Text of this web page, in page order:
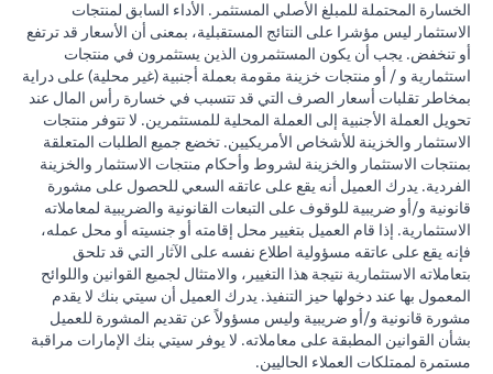
الخسارة المحتملة للمبلغ الأصلي المستثمر. الأداء السابق لمنتجات
الاستثمار ليس مؤشرا على النتائج المستقبلية، بمعنى أن الأسعار قد ترتفع
أو تنخفض. يجب أن يكون المستثمرون الذين يستثمرون في منتجات
استثمارية و / أو منتجات خزينة مقومة بعملة أجنبية (غير محلية) على دراية
بمخاطر تقلبات أسعار الصرف التي قد تتسبب في خسارة رأس المال عند
تحويل العملة الأجنبية إلى العملة المحلية للمستثمرين. لا تتوفر منتجات
الاستثمار والخزينة للأشخاص الأمريكيين. تخضع جميع الطلبات المتعلقة
بمنتجات الاستثمار والخزينة لشروط وأحكام منتجات الاستثمار والخزينة
الفردية. يدرك العميل أنه يقع على عاتقه السعي للحصول على مشورة
قانونية و/أو ضريبية للوقوف على التبعات القانونية والضريبية لمعاملاته
الاستثمارية. إذا قام العميل بتغيير محل إقامته أو جنسيته أو محل عمله،
فإنه يقع على عاتقه مسؤولية اطلاع نفسه على الآثار التي قد تلحق
بتعاملاته الاستثمارية نتيجة هذا التغيير، والامتثال لجميع القوانين واللوائح
المعمول بها عند دخولها حيز التنفيذ. يدرك العميل أن سيتي بنك لا يقدم
مشورة قانونية و/أو ضريبية وليس مسؤولاً عن تقديم المشورة للعميل
بشأن القوانين المطبقة على معاملاته. لا يوفر سيتي بنك الإمارات مراقبة
مستمرة لممتلكات العملاء الحاليين.